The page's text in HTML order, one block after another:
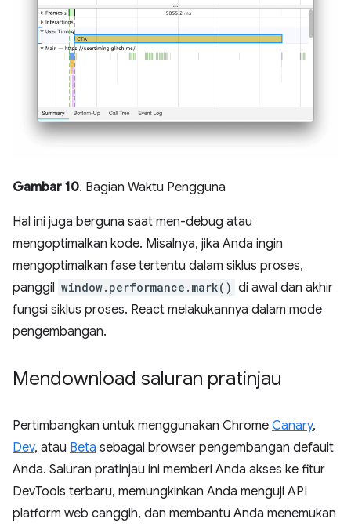
Gambar 10. Bagian Waktu Pengguna
Hal ini juga berguna saat men-debug atau
mengoptimalkan kode. Misalnya, jika Anda ingin
mengoptimalkan fase tertentu dalam siklus proses,
panggil window.performance.mark() di awal dan akhir
fungsi siklus proses. React melakukannya dalam mode
pengembangan.
Mendownload saluran pratinjau
Pertimbangkan untuk menggunakan Chrome Canary,
Dev, atau Beta sebagai browser pengembangan default
Anda. Saluran pratinjau ini memberi Anda akses ke fitur
DevTools terbaru, memungkinkan Anda menguji API
platform web canggih, dan membantu Anda menemukan